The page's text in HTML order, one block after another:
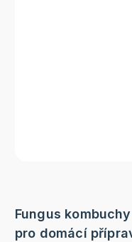
Fungus
pro domácí